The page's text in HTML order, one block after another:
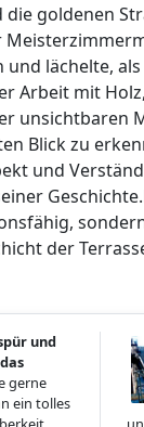
goldenen
lächelte,
Arbeit mit
unsichtbaren
Blick zu
und
der
und
gerne
ein tolles